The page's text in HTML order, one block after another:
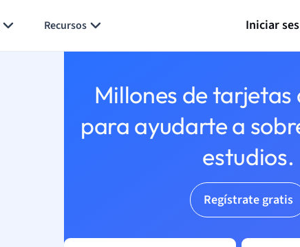
Recursos Iniciar
Millones de
para ayudarte a
estudios.
Regístrate gratis